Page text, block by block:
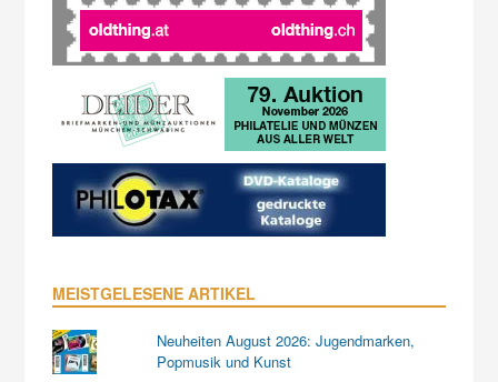
MEISTGELESENE ARTIKEL
Neuheiten August 2026: Jugendmarken,
Popmusik und Kunst